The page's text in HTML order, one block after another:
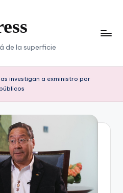
de la superficie
investigan a exministro por